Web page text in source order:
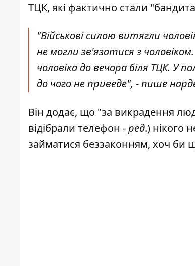
ТЦК, які фактично стали
"Військові силою витягли
не могли зв'язатися з
чоловіка до вечора біля ТЦК. У
до чого не приведе", - пише
Він додає, що "за викрадення
відібрали телефон -ред.) нікого
займатися беззаконням, хоч би